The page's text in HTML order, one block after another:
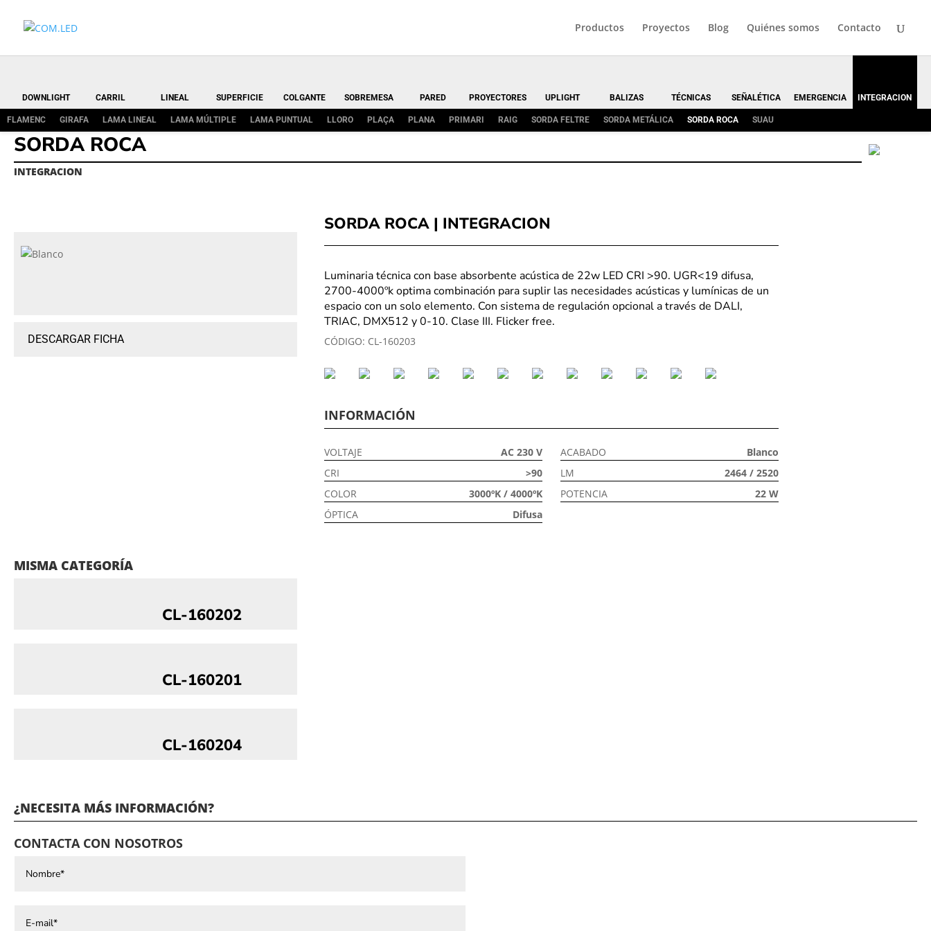
Productos Proyectos Blog Quiénes somos Contacto
DOWNLIGHT CARRIL LINEAL SUPERFICIE COLGANTE SOBREMESA PARED PROYECTORES UPLIGHT BALIZAS TÉCNICAS SEÑALÉTICA EMERGENCIA INTEGRACION
FLAMENC GIRAFA LAMA LINEAL LAMA MÚLTIPLE LAMA PUNTUAL LLORO PLAÇA PLANA PRIMARI RAIG SORDA FELTRE SORDA METÁLICA SORDA ROCA SUAU
SORDA ROCA
INTEGRACION
DESCARGAR FICHA
SORDA ROCA | INTEGRACION
Luminaria técnica con base absorbente acústica de 22w LED CRI >90. UGR<19 difusa,
2700-4000ºk optima combinación para suplir las necesidades acústicas y lumínicas de un
espacio con un solo elemento. Con sistema de regulación opcional a través de DALI,
TRIAC, DMX512 y 0-10. Clase III. Flicker free.
CÓDIGO: CL-160203
INFORMACIÓN
VOLTAJE
AC 230 V
CRI
>90
COLOR
3000ºK / 4000ºK
ÓPTICA
Difusa
ACABADO
Blanco
LM
2464 / 2520
POTENCIA
22 W
MISMA CATEGORÍA
CL-160202
CL-160201
CL-160204
¿NECESITA MÁS INFORMACIÓN?
CONTACTA CON NOSOTROS